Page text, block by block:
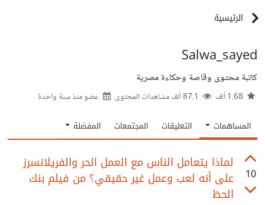
الرئيسية
Salwa_sayed
كاتبة محتوى وقاصة وحكاءة مصرية
عضو منذسنة واحدة
المساهمات التعليقات المجتمعات المفضلة
10
لماذا يتعامل الناس مع العمل الحر والفريلانسرز
على أنه لعب وعمل غير حقيقي؟ من فيلم بنك
الحظ